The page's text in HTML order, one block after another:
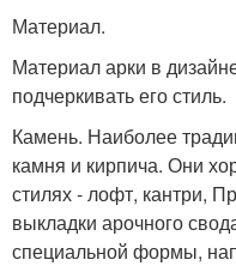
Материал.
Материал арки в
подчеркивать его стиль.
Камень. Наиболее
камня и кирпича. Они
стилях - лофт, кантри,
выкладки арочного
специальной формы,